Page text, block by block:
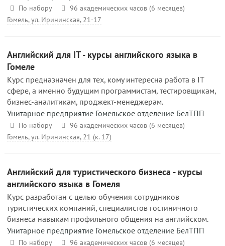
По набору
96 академических часов (6 месяцев)
Гомель, ул. Ирининская, 21-17
Английский для IT - курсы английского языка в
Гомеле
Курс предназначен для тех, кому интересна работа в IT
сфере, а именно будущим программистам, тестировщикам,
бизнес-аналитикам, проджект-менеджерам.
Унитарное предприятие Гомельское отделение БелТПП
По набору
96 академических часов (6 месяцев)
Гомель, ул. Ирининская, 21 (к. 17)
Английский для туристического бизнеса - курсы
английского языка в Гомеля
Курс разработан с целью обучения сотрудников
туристических компаний, специалистов гостиничного
бизнеса навыкам профильного общения на английском.
Унитарное предприятие Гомельское отделение БелТПП
По набору
96 академических часов (6 месяцев)